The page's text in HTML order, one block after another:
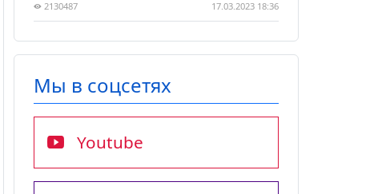
2130487 17.03.2023 18:36
Мы в соцсетях
Youtube